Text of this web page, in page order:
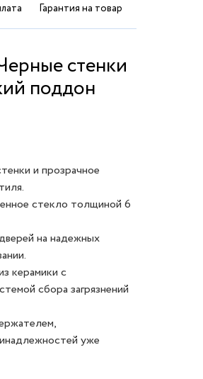
Гарантия на товар
стенки
поддон
и прозрачное
стекло толщиной 6
на надежных
керамики с
сбора загрязнений
уже